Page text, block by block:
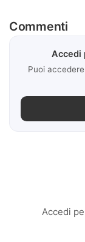
Commenti
Accedi
Puoi
Accedi